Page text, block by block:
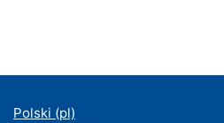
Polski ‎(pl)‎